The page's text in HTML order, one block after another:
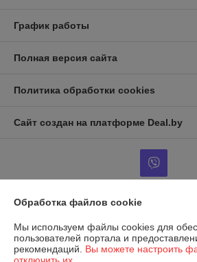
График работы
Полная версия сайта
Политика обработки cookies
Сайт создан на платформе Deal.by
Юридическое лицо:ООО Фараон-трейд
246050 г. Гомель, ул. Гагарина, 49, офис 1-10
Обработка файлов cookie
Мы используем файлы cookies для
пользователей портала и
рекомендаций. Вы можете настроить